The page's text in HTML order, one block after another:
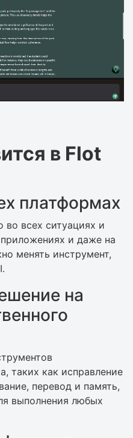
в Flot
платформах
во всех ситуациях и
и даже на
менять инструмент,
на
таких как исправление
перевод и память,
выполнения любых